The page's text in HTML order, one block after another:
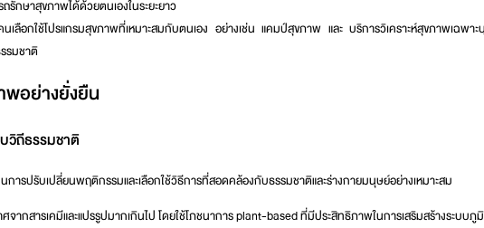
ถรักษาสุขภาพได้ด้วยตนเองในระยะยาว
เลือกใช้โปรแกรมสุขภาพที่เหมาะสมกับตนเอง อย่างเช่น แคมป์สุขภาพ และ บริการวิเคราะห์สุขภาพเฉพา
รมชาติ
พอย่างยั่งยืน
วิถีธรรมชาติ
การปรับเปลี่ยนพฤติกรรมและเลือกใช้วิธีการที่สอดคล้องกับธรรมชาติและร่างกายมนุษย์อย่างเหมาะสม
จากสารเคมีและแปรรูปมากเกินไป โดยใช้โภชนาการ plant-based ที่มีประสิทธิภาพในการเสริมสร้างระบบ